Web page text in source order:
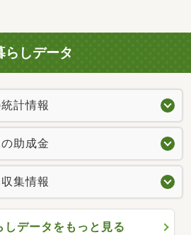
らしデータ
計情報
助成金
集情報
しデータをもっと見る